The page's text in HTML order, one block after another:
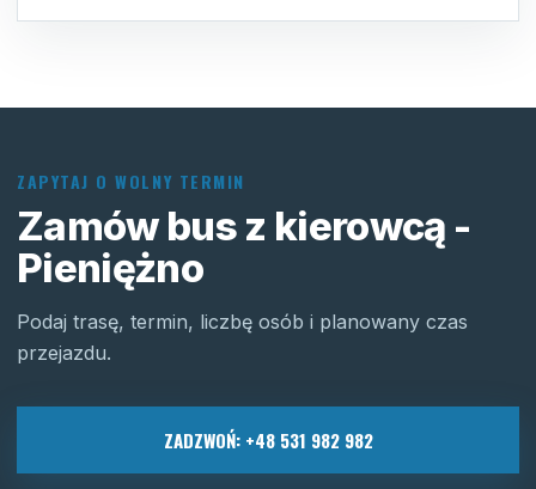
ZAPYTAJ O WOLNY TERMIN
Zamów bus z kierowcą -
Pieniężno
Podaj trasę, termin, liczbę osób i planowany czas
przejazdu.
ZADZWOŃ: +48 531 982 982